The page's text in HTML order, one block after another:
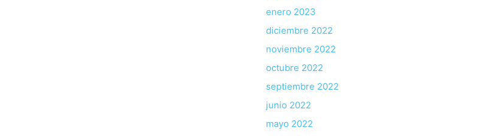
enero 2023
diciembre 2022
noviembre 2022
octubre 2022
septiembre 2022
junio 2022
mayo 2022